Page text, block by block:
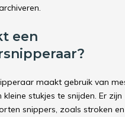
een
maakt gebruik van
stukjes te snijden. Er zijn
snippers, zoals stroken